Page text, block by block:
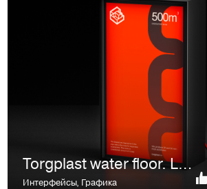
Torgplast water floor. Landing-page. Product-page.
Интерфейсы, Графика